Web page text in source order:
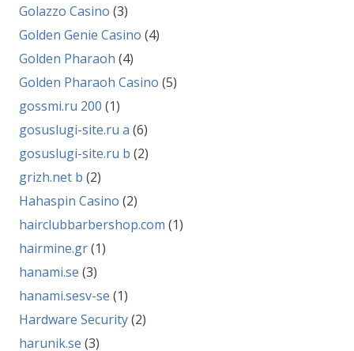
Golazzo Casino (3)
Golden Genie Casino (4)
Golden Pharaoh (4)
Golden Pharaoh Casino (5)
gossmi.ru 200 (1)
gosuslugi-site.ru a (6)
gosuslugi-site.ru b (2)
grizh.net b (2)
Hahaspin Casino (2)
hairclubbarbershop.com (1)
hairmine.gr(1)
hanami.se (3)
hanami.sesv-se (1)
Hardware Security(2)
harunik.se (3)